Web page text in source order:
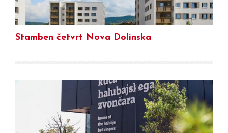
Stamben četvrt Nova Dolinska